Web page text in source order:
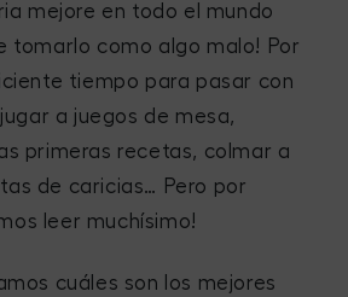
mejore en todo el mundo
tomarlo como algo malo! Por
tiempo para pasar con
a juegos de mesa,
primeras recetas, colmar a
de caricias… Pero por
leer muchísimo!
cuáles son los mejores